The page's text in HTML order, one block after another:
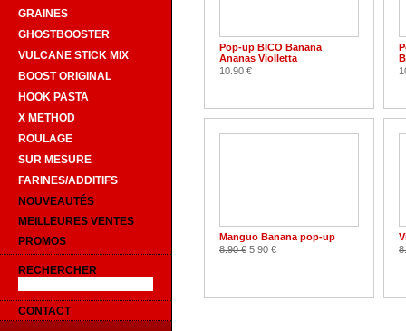
GRAINES
GHOSTBOOSTER
VULCANE STICK MIX
BOOST ORIGINAL
HOOK PASTA
X METHOD
ROULAGE
SUR MESURE
FARINES/ADDITIFS
NOUVEAUTÉS
MEILLEURES VENTES
PROMOS
RECHERCHER
CONTACT
Pop-up BICO Banana
Ananas Violletta
10.90 €
Manguo Banana pop-up
8.90 € 5.90 €